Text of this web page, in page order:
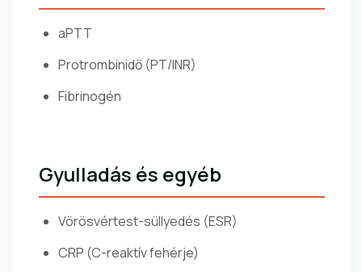
aPTT
Protrombinidő (PT/INR)
Fibrinogén
Gyulladás és egyéb
Vörösvértest-süllyedés (ESR)
CRP (C-reaktív fehérje)